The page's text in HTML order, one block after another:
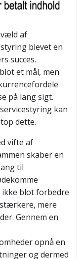
af
blevet en
succes.
et mål, men
på lang sigt.
kan
dette.
vifte af
skaber en
til
ikke blot forbedre
mere
Gennem en
opnå en
og dermed